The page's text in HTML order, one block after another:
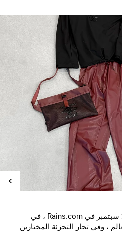
ينطلق التعاون الكامل في 24 سبتمبر في Rains.com ، في